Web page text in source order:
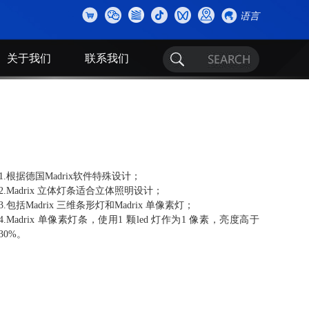
语言
关于我们 联系我们
根据德国Madrix软件特殊设计；
立体灯条适合立体照明设计；
包括Madrix 三维条形灯和Madrix 单像素灯；
单像素灯条，使用1 颗led 灯作为1 像素，亮度高于
。